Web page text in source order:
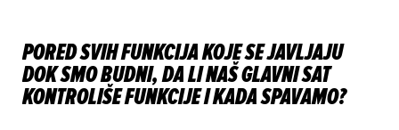
PORED SVIH FUNKCIJA KOJE SE JAVLJAJU
DOK SMO BUDNI, DA LI NAŠ GLAVNI SAT
KONTROLIŠE FUNKCIJE I KADA SPAVAMO?